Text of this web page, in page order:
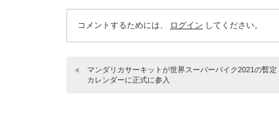
コメントするためには、 ログイン してください。
マンダリカサーキットが世界スーパーバイク2021の暫定
カレンダーに正式に参入